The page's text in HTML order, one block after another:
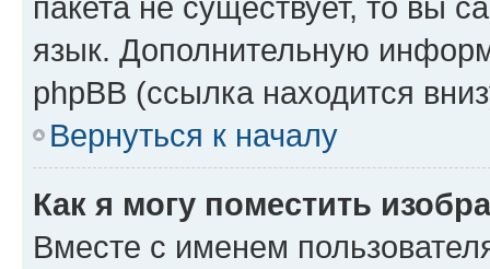
язык. Дополнительную
phpBB (ссылка находится
Вернуться к началу
Как я могу поместить
Вместе с именем